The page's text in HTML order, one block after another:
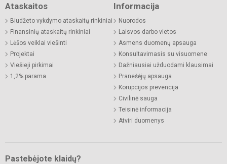
Ataskaitos
Biudžeto vykdymo ataskaitų rinkiniai
Finansinių ataskaitų rinkiniai
Lėšos veiklai viešinti
Projektai
Viešieji pirkimai
1,2% parama
Informacija
Nuorodos
Laisvos darbo vietos
Asmens duomenų apsauga
Konsultavimasis su visuomene
Dažniausiai užduodami klausimai
Pranešėjų apsauga
Korupcijos prevencija
Civilinė sauga
Teisinė informacija
Atviri duomenys
Pastebėjote klaidų?